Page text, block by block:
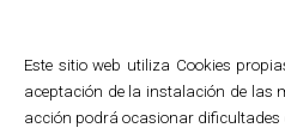
Este sitio web utiliza Cookies
aceptación de la instalación de las
acción podrá ocasionar dificultades